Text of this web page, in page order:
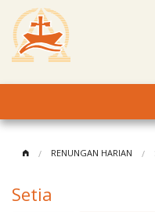
RENUNGAN HARIAN
Setia